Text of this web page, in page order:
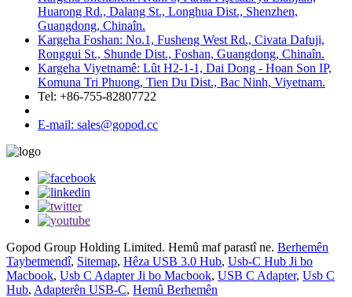
Huarong Rd., Dalang St., Longhua Dist., Shenzhen,
Guangdong, Chinaîn.
Kargeha Foshan: No.1, Fusheng West Rd., Civata Dafuji,
Ronggui St., Shunde Dist., Foshan, Guangdong, Chinaîn.
Kargeha Viyetnamê: Lût H2-1-1, Dai Dong - Hoan Son IP,
Komuna Tri Phuong, Tien Du Dist., Bac Ninh, Viyetnam.
Tel: +86-755-82807722
E-mail: sales@gopod.cc
Gopod Group Holding Limited. Hemû maf parastî ne. Berhemên
Taybetmendî, Sitemap, Hêza USB 3.0 Hub, Usb-C Hub Ji bo
Macbook, Usb C Adapter Ji bo Macbook, USB C Adapter, Usb C
Hub, Adapterên USB-C, Hemû Berhemên